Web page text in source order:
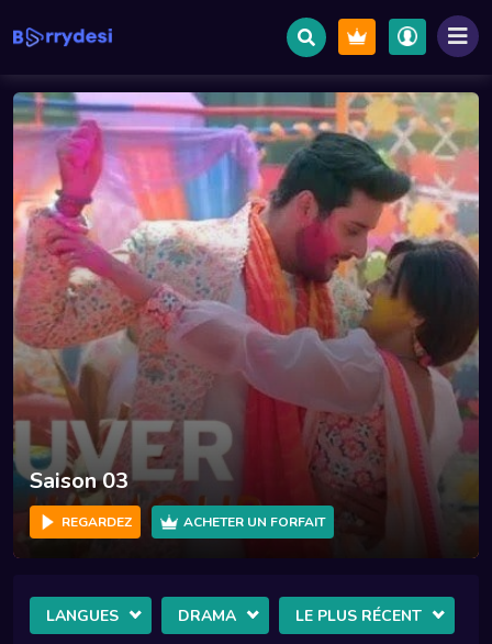
03
REGARDEZ ACHETER UN FORFAIT
LANGUES DRAMA LE PLUS RÉCENT